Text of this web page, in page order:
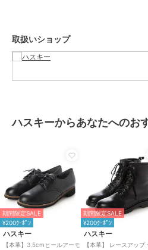
ブランド ハスキー
シューズ
／ブ
素材
商品のお取り扱い
原産国 バングラディシュ
取扱いショップ
ハスキーからあなたへのお
期間限定SALE
¥200ｸｰﾎﾟﾝ
ハスキー
【本革】3.5cmヒールアーモ
期間限定SALE
¥200ｸｰﾎﾟﾝ
ハスキー
【本革】 レースアップ